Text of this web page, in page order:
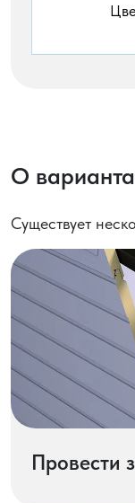
О
Существует
Провести